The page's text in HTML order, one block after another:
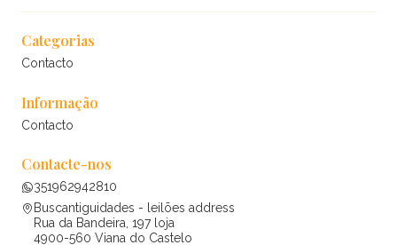
Categorias
Contacto
Informação
Contacto
Contacte-nos
351962942810
Buscantiguidades - leilões address
Rua da Bandeira, 197 loja
4900-560 Viana do Castelo